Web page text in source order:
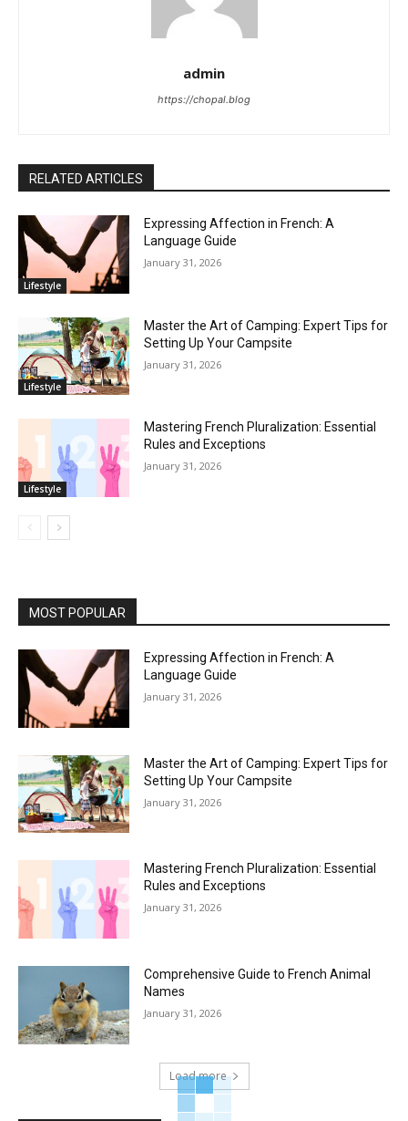
admin
https://chopal.blog
RELATED ARTICLES
Lifestyle
Expressing Affection in French: A
Language Guide
January 31, 2026
Lifestyle
Master the Art of Camping: Expert Tips for
Setting Up Your Campsite
January 31, 2026
Lifestyle
Mastering French Pluralization: Essential
Rules and Exceptions
January 31, 2026
MOST POPULAR
Expressing Affection in French: A
Language Guide
January 31, 2026
Master the Art of Camping: Expert Tips for
Setting Up Your Campsite
January 31, 2026
Mastering French Pluralization: Essential
Rules and Exceptions
January 31, 2026
Comprehensive Guide to French Animal
Names
January 31, 2026
Load more